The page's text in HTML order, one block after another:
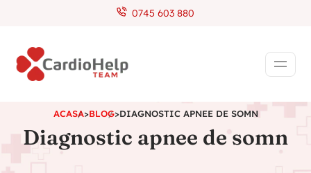
0745 603 880
ACASA>BLOG>DIAGNOSTIC APNEE DE SOMN
Diagnostic apnee de somn